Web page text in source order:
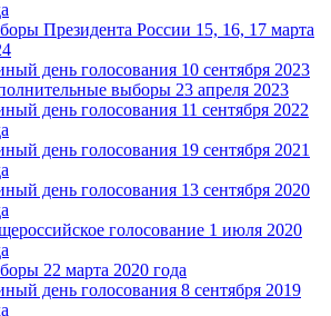
Президента России 15, 16, 17 марта
день голосования 10 сентября 2023
выборы 23 апреля 2023
день голосования 11 сентября 2022
день голосования 19 сентября 2021
день голосования 13 сентября 2020
голосование 1 июля 2020
22 марта 2020 года
день голосования 8 сентября 2019